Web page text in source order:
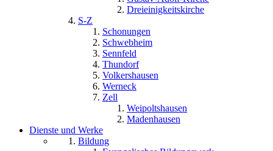
Dreieinigkeitskirche
S-Z
Schonungen
Schwebheim
Sennfeld
Thundorf
Volkershausen
Werneck
Zell
Weipoltshausen
Madenhausen
Dienste und Werke
Bildung